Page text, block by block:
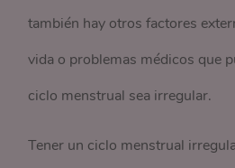
también hay otros factores
vida o problemas médicos que
ciclo menstrual sea irregular.
Tener un ciclo menstrual